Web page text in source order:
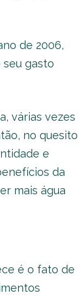
de 2006,
gasto
várias vezes
no quesito
e
da
mais água
é o fato de